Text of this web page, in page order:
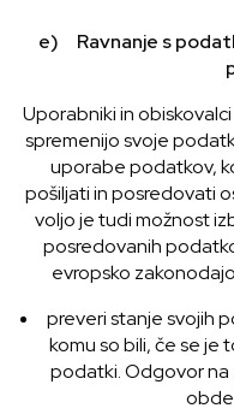
e) Ravnanje s
Uporabniki in
spremenijo svoje
uporabe podatkov,
pošiljati in posredovati
voljo je tudi možnost
posredovanih
evropsko
preveri stanje svojih
komu so bili, če se
podatki. Odgovor